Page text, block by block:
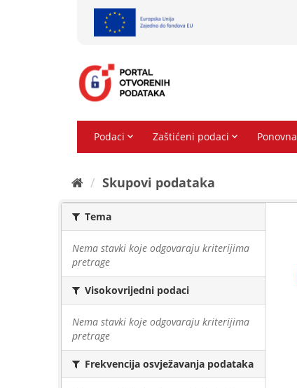
Skupovi podаtаkа
Tema
Nema stavki koje odgovaraju kriterijima
pretrage
Visokovrijedni podaci
Nema stavki koje odgovaraju kriterijima
pretrage
Frekvencija osvježavanja podataka